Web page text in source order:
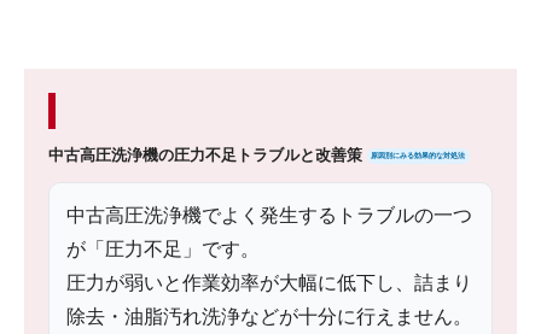
中古高圧洗浄機の圧力不足トラブルと改善策 原因別にみる効果的な対処法
中古高圧洗浄機でよく発生するトラブルの一つ
が「圧力不足」です。
圧力が弱いと作業効率が大幅に低下し、詰まり
除去・油脂汚れ洗浄などが十分に行えません。